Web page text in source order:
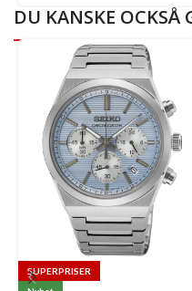
DU KANSKE OCKSÅ
SUPERPRISER